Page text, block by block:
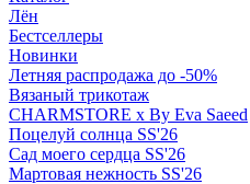
Лён
Бестселлеры
Новинки
Летняя распродажа до -50%
Вязаный трикотаж
CHARMSTORE х By Eva Saeed
Поцелуй солнца SS'26
Сад моего сердца SS'26
Мартовая нежность SS'26